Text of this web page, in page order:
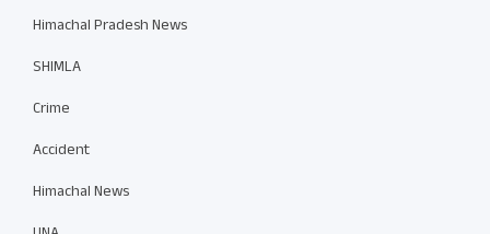
Himachal Pradesh News
SHIMLA
Crime
Accident
Himachal News